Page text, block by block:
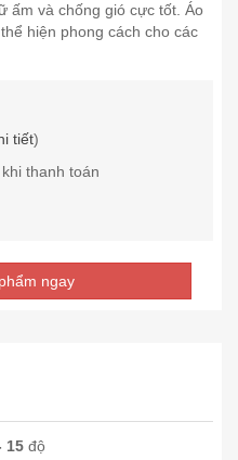
ấm và chống gió cực tốt. Áo
hiện phong cách cho các
tiết)
thanh toán
ngay
15 độ